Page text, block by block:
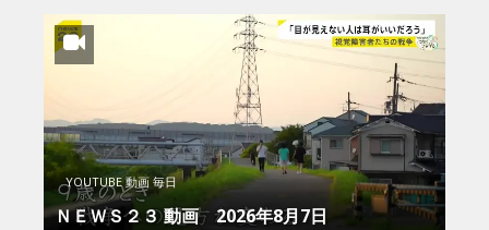
YOUTUBE 動画 毎日
ＮＥＷＳ２３ 動画 2026年8月7日